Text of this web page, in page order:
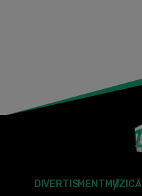
DIVERTISMENT MUZICĂ